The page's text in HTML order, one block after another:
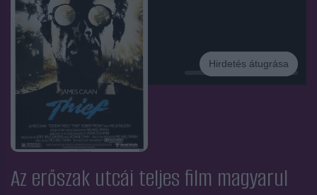
Hirdetés
Hirdetés átugrása
Az erőszak utcái teljes film magyarul